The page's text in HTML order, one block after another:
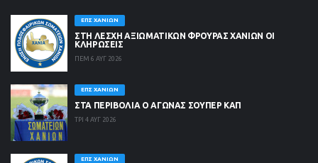
ΕΠΣ ΧΑΝΊΩΝ
ΣΤΗ ΛΈΣΧΗ ΑΞΙΩΜΑΤΙΚΏΝ ΦΡΟΥΡΆΣ ΧΑΝΊΩΝ ΟΙ
ΚΛΗΡΏΣΕΙΣ
ΠΕΜ 6 ΑΥΓ 2026
ΕΠΣ ΧΑΝΊΩΝ
ΣΤΑ ΠΕΡΙΒΟΛΙΑ Ο ΑΓΩΝΑΣ ΣΟΥΠΕΡ ΚΑΠ
ΤΡΙ 4 ΑΥΓ 2026
ΕΠΣ ΧΑΝΊΩΝ